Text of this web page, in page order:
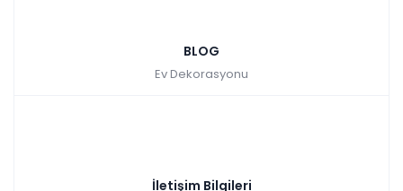
BLOG
Ev Dekorasyonu
İletişim Bilgileri